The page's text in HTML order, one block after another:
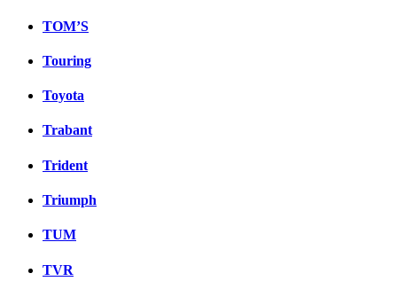
TOM’S
Touring
Toyota
Trabant
Trident
Triumph
TUM
TVR